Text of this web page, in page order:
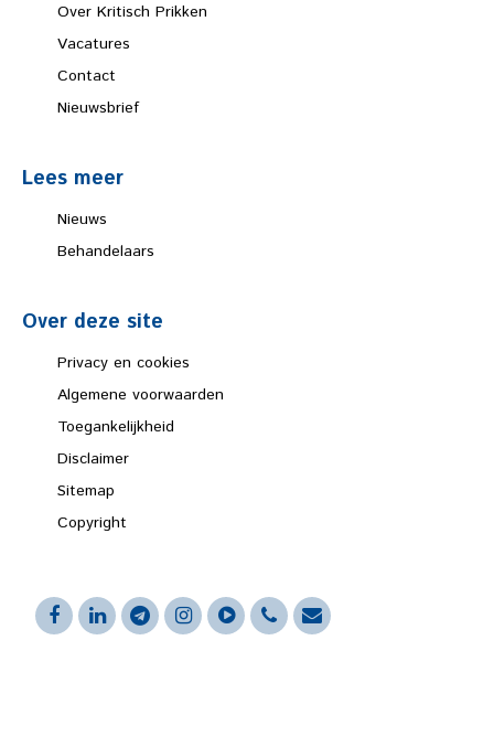
Over Kritisch Prikken
Vacatures
Contact
Nieuwsbrief
Lees meer
Nieuws
Behandelaars
Over deze site
Privacy en cookies
Algemene voorwaarden
Toegankelijkheid
Disclaimer
Sitemap
Copyright